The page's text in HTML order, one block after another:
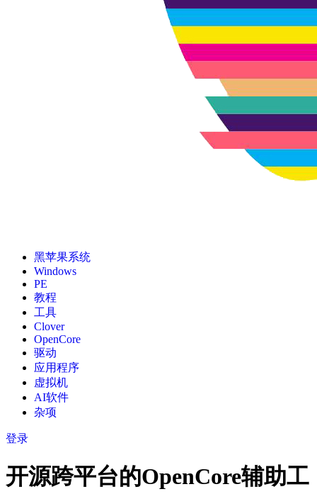
黑苹果系统
Windows
PE
教程
工具
Clover
OpenCore
驱动
应用程序
虚拟机
AI软件
杂项
登录
开源跨平台的OpenCore辅助工